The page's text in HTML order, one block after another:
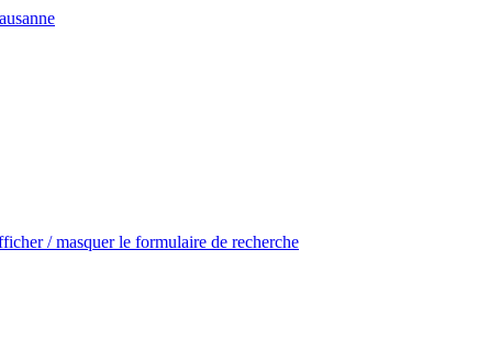
/ masquer le formulaire de recherche